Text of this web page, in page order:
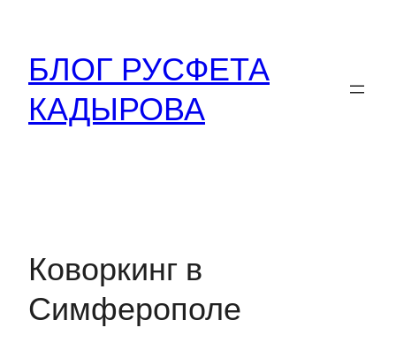
содержимому
БЛОГ РУСФЕТА
КАДЫРОВА
Коворкинг в
Симферополе